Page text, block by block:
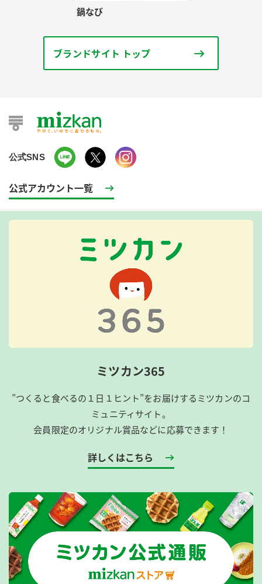
鍋なび
ブランドサイト トップ
公式SNS
公式アカウント一覧
ミツカン365
”つくると食べるの１日１ヒント”をお届けするミツカンのコ
ミュニティサイト。
会員限定のオリジナル賞品などに応募できます！
詳しくはこちら